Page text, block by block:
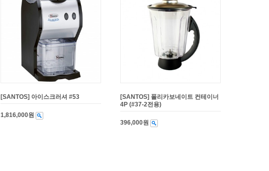
[SANTOS] 아이스크러셔 #53
1,816,000원
[SANTOS] 폴리카보네이트 컨테이너
4P (#37-2전용)
396,000원